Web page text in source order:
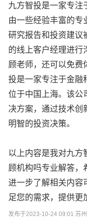
九方智投是一家专注
由一些经验丰富的专
研究报告和投资建议
的线上客户经理进行
顾老师，还可以免费
投是一家专注于金融
位于中国上海。该公
决方案，通过技术创
明智的投资决策。
以上内容是我对九方
顾机构吗专业解答，
进一步了解相关内容
足您的需求，提供更
发布于2023-10-24 09:01 苏州